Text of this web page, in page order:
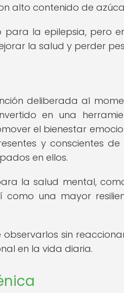
alto contenido de
la epilepsia, pero
la salud y perder
deliberada al
en una
el bienestar
y conscientes de
en ellos.
la salud mental,
una mayor
sin
en la vida diaria.